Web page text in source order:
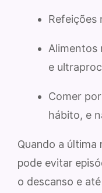
Refeições
Alimentos
e
Comer
hábito, e
Quando a última
pode evitar
o descanso e